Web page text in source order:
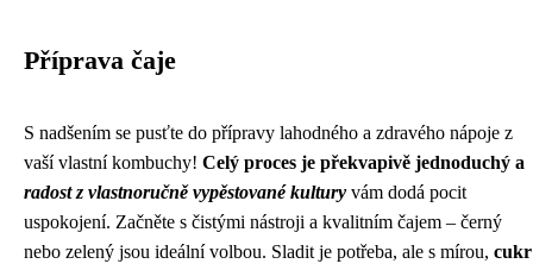
Příprava čaje
S nadšením se pusťte do přípravy lahodného a zdravého nápoje z
vaší vlastní kombuchy! Celý proces je překvapivě jednoduchý a
radost z vlastnoručně vypěstované kultury vám dodá pocit
uspokojení. Začněte s čistými nástroji a kvalitním čajem – černý
nebo zelený jsou ideální volbou. Sladit je potřeba, ale s mírou, cukr